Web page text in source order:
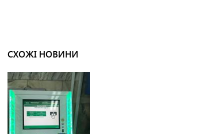
СХОЖІ НОВИНИ